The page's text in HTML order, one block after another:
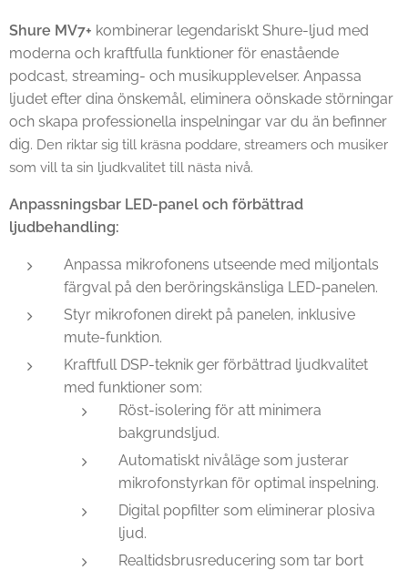
Shure MV7+ kombinerar legendariskt Shure-ljud med
moderna och kraftfulla funktioner för enastående
podcast, streaming- och musikupplevelser. Anpassa
ljudet efter dina önskemål, eliminera oönskade störningar
och skapa professionella inspelningar var du än befinner
dig. Den riktar sig till kräsna poddare, streamers och musiker
som vill ta sin ljudkvalitet till nästa nivå.
Anpassningsbar LED-panel och förbättrad
ljudbehandling:
Anpassa mikrofonens utseende med miljontals
färgval på den beröringskänsliga LED-panelen.
Styr mikrofonen direkt på panelen, inklusive
mute-funktion.
Kraftfull DSP-teknik ger förbättrad ljudkvalitet
med funktioner som:
Röst-isolering för att minimera
bakgrundsljud.
Automatiskt nivåläge som justerar
mikrofonstyrkan för optimal inspelning.
Digital popfilter som eliminerar plosiva
ljud.
Realtidsbrusreducering som tar bort